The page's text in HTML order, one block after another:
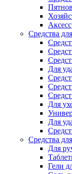
Средства
Для
Для
Для
Средства
Для
Гели